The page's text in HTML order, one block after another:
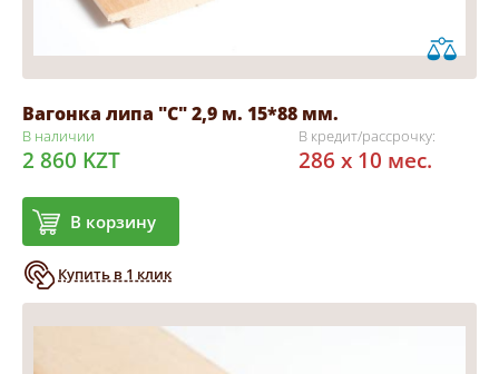
Вагонка липа "С" 2,9 м. 15*88 мм.
В наличии
2 860 KZT
В корзину
Купить в 1 клик
В кредит/рассрочку:
286 x 10 мес.